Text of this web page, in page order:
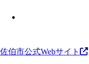
佐伯市公式Webサイト